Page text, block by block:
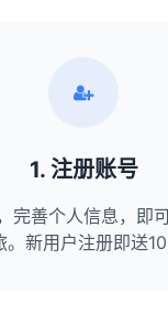
1. 注册账号
完善个人信息，即
。新用户注册即送